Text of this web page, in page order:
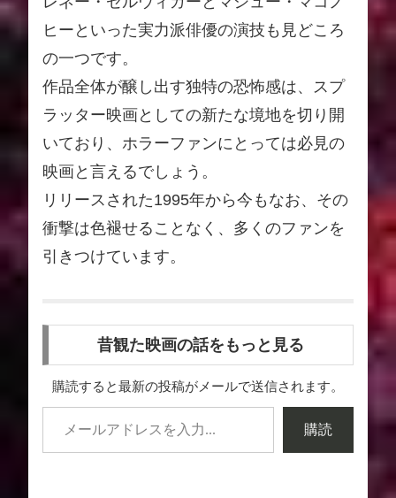
ヒーといった実力派俳優の演技も見どころ
の一つです。
作品全体が醸し出す独特の恐怖感は、スプ
ラッター映画としての新たな境地を切り開
いており、ホラーファンにとっては必見の
映画と言えるでしょう。
リリースされた1995年から今もなお、その
衝撃は色褪せることなく、多くのファンを
引きつけています。
昔観た映画の話をもっと見る
購読すると最新の投稿がメールで送信されます。
購読